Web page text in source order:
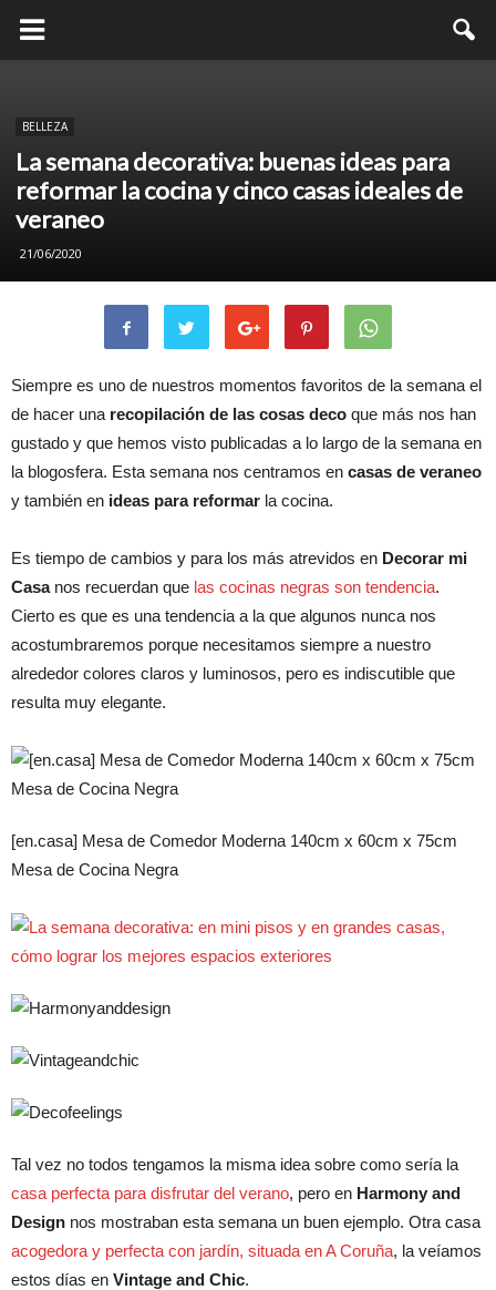
BELLEZA
La semana decorativa: buenas ideas para
reformar la cocina y cinco casas ideales de
veraneo
21/06/2020
Siempre es uno de nuestros momentos favoritos de la semana el
de hacer una recopilación de las cosas deco que más nos han
gustado y que hemos visto publicadas a lo largo de la semana en
la blogosfera. Esta semana nos centramos en casas de veraneo
y también en ideas para reformar la cocina.
Es tiempo de cambios y para los más atrevidos en Decorar mi
Casanos recuerdan que las cocinas negras son tendencia.
Cierto es que es una tendencia a la que algunos nunca nos
acostumbraremos porque necesitamos siempre a nuestro
alrededor colores claros y luminosos, pero es indiscutible que
resulta muy elegante.
[en.casa] Mesa de Comedor Moderna 140cm x 60cm x 75cm
Mesa de Cocina Negra
Tal vez no todos tengamos la misma idea sobre como sería la
casa perfecta para disfrutar del verano, pero en Harmony and
Design nos mostraban esta semana un buen ejemplo. Otra casa
acogedora y perfecta con jardín, situada en A Coruña, la veíamos
estos días en Vintage and Chic.